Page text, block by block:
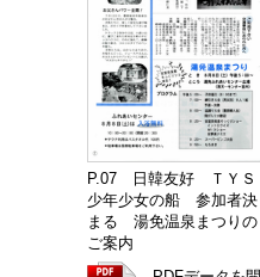
P.07 日韓友好 ＴＹＳ
少年少女の船 参加者決
まる 湯免温泉まつりの
ご案内